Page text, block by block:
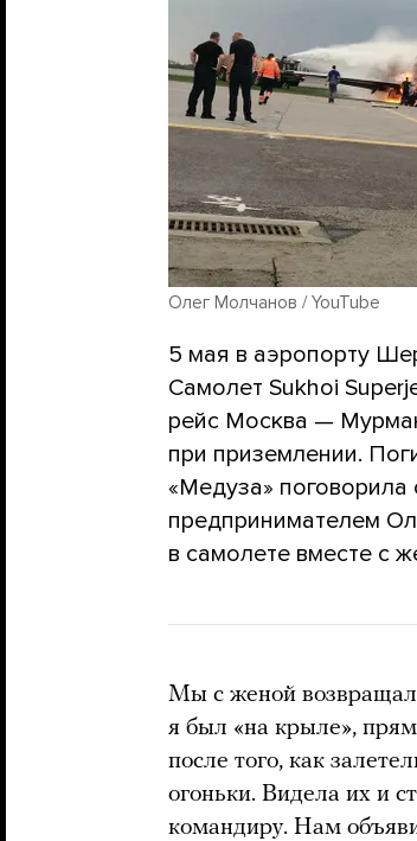
Олег Молчанов / YouTube
5 мая в аэропорту
Самолет Sukhoi
рейс Москва —
при приземлении.
«Медуза»
предпринимателем
в самолете вместе с
Мы с женой
я был «на крыле»,
после того, как
огоньки. Видела их и
командиру. Нам